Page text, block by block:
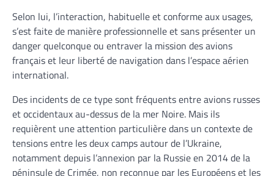
Selon lui, l’interaction, habituelle et conforme aux usages,
s’est faite de manière professionnelle et sans présenter un
danger quelconque ou entraver la mission des avions
français et leur liberté de navigation dans l’espace aérien
international.
Des incidents de ce type sont fréquents entre avions russes
et occidentaux au-dessus de la mer Noire. Mais ils
requièrent une attention particulière dans un contexte de
tensions entre les deux camps autour de l’Ukraine,
notamment depuis l’annexion par la Russie en 2014 de la
péninsule de Crimée, non reconnue par les Européens et les